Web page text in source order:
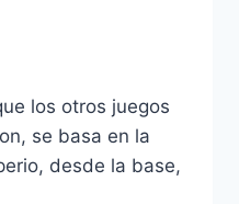
los otros juegos
se basa en la
desde la base,